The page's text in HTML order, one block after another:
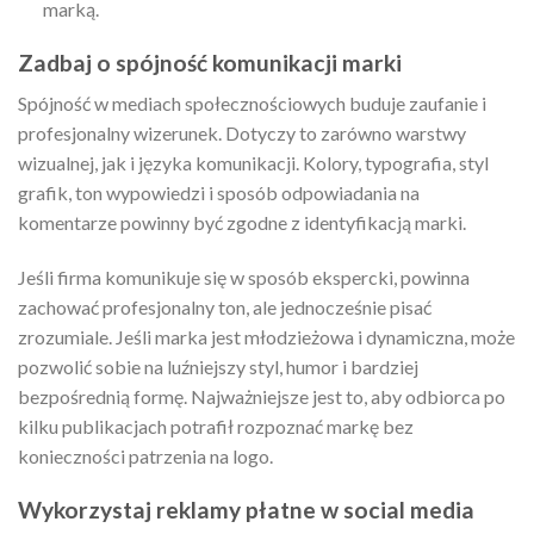
marką.
Zadbaj o spójność komunikacji marki
Spójność w mediach społecznościowych buduje zaufanie i
profesjonalny wizerunek. Dotyczy to zarówno warstwy
wizualnej, jak i języka komunikacji. Kolory, typografia, styl
grafik, ton wypowiedzi i sposób odpowiadania na
komentarze powinny być zgodne z identyfikacją marki.
Jeśli firma komunikuje się w sposób ekspercki, powinna
zachować profesjonalny ton, ale jednocześnie pisać
zrozumiale. Jeśli marka jest młodzieżowa i dynamiczna, może
pozwolić sobie na luźniejszy styl, humor i bardziej
bezpośrednią formę. Najważniejsze jest to, aby odbiorca po
kilku publikacjach potrafił rozpoznać markę bez
konieczności patrzenia na logo.
Wykorzystaj reklamy płatne w social media